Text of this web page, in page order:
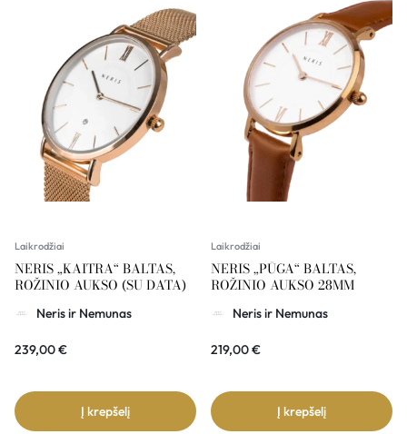
Laikrodžiai
NERIS „KAITRA“ BALTAS,
ROŽINIO AUKSO (SU DATA)
Neris ir Nemunas
239,00€
Į krepšelį
Laikrodžiai
NERIS „PŪGA“ BALTAS,
ROŽINIO AUKSO 28MM
Neris ir Nemunas
219,00€
Į krepšelį